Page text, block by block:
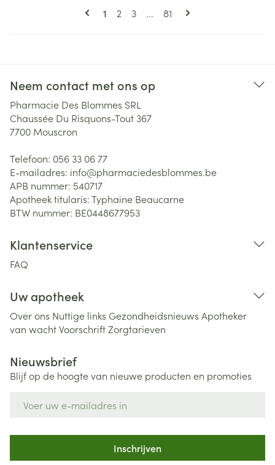
Pagina's
U lees momenteel pagina
1 Pagina
2 Pagina
3 ... Pagina
81
Neem contact met ons op
Pharmacie Des Blommes SRL
Chaussée Du Risquons-Tout 367
7700 Mouscron
Telefoon: 056 33 06 77
E-mailadres: info@pharmaciedesblommes.be
APB nummer: 540717
Apotheek titularis:Typhaine Beaucarne
BTW nummer: BE0448677953
Klantenservice
FAQ
Uw apotheek
Over ons Nuttige links Gezondheidsnieuws Apotheker
van wachtVoorschriftZorgtarieven
Nieuwsbrief
Blijf op de hoogte van nieuwe producten en promoties
Inschrijven